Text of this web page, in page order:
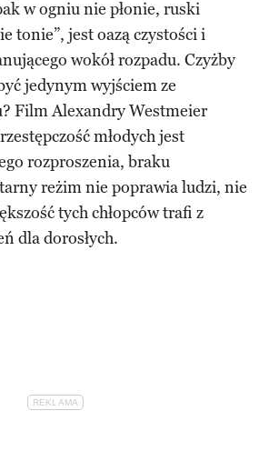
w ogniu nie płonie, ruski
tonie”, jest oazą czystości i
wokół rozpadu. Czyżby
jedynym wyjściem ze
Film Alexandry Westmeier
młodych jest
rozproszenia, braku
reżim nie poprawia ludzi, nie
tych chłopców trafi z
dla dorosłych.